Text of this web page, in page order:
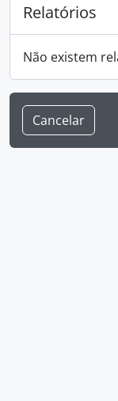
Relatórios
Não existem
Cancelar